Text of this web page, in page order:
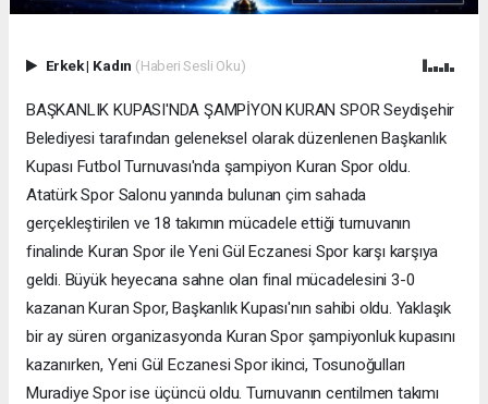
Erkek| Kadın (Haberi Sesli Oku)
BAŞKANLIK KUPASI'NDA ŞAMPİYON KURAN SPOR Seydişehir
Belediyesi tarafından geleneksel olarak düzenlenen Başkanlık
Kupası Futbol Turnuvası'nda şampiyon Kuran Spor oldu.
Atatürk Spor Salonu yanında bulunan çim sahada
gerçekleştirilen ve 18 takımın mücadele ettiği turnuvanın
finalinde Kuran Spor ile Yeni Gül Eczanesi Spor karşı karşıya
geldi. Büyük heyecana sahne olan final mücadelesini 3-0
kazanan Kuran Spor, Başkanlık Kupası'nın sahibi oldu. Yaklaşık
bir ay süren organizasyonda Kuran Spor şampiyonluk kupasını
kazanırken, Yeni Gül Eczanesi Spor ikinci, Tosunoğulları
Muradiye Spor ise üçüncü oldu. Turnuvanın centilmen takımı